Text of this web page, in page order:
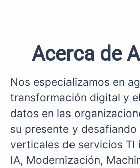
Acerca de
Nos especializamos en
transformación digital y
datos en las
su presente y
verticales de servicios TI
IA, Modernización,